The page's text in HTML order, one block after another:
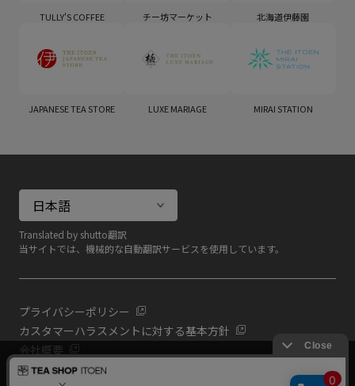
Translated by shutto翻訳
当サイトでは、機械的な自動翻訳サービスを使用しています。
TULLY'S COFFEE チー坊マーケット 北海道伊藤園
JAPANESE TEA STORE LUXE MARIAGE MIRAI STATION
プライバシーポリシー
カスタマーハラスメントに対する基本方針
会社概要
共通規約
当サイトでは利用体験の向上およびコンテンツの最適な提供、ト
ラフィックの分析を目的としてCookieを使用しています。